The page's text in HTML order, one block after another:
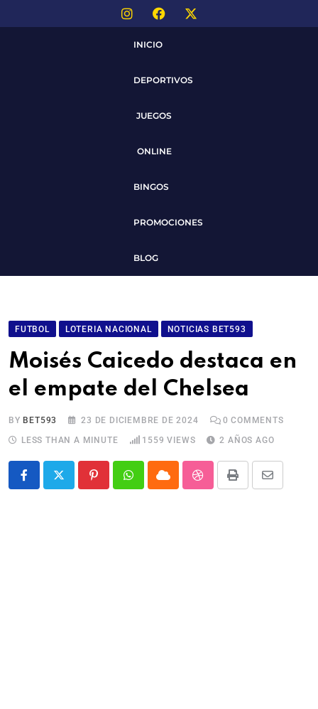
INICIO
DEPORTIVOS
JUEGOS
ONLINE
BINGOS
PROMOCIONES
BLOG
FUTBOL LOTERIA NACIONAL NOTICIAS BET593
Moisés Caicedo destaca en
el empate del Chelsea
BY BET593 23 DE DICIEMBRE DE 2024 0 COMMENTS
LESS THAN A MINUTE
1559 VIEWS 2 AÑOS AGO